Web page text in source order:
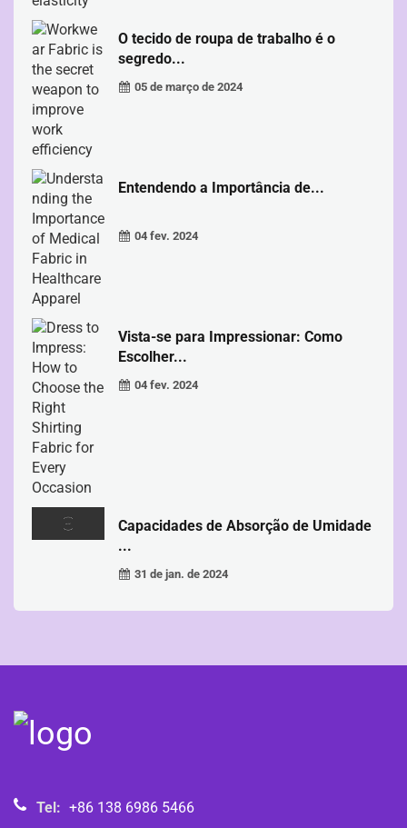
O tecido de roupa de trabalho é o
segredo...
05 de março de 2024
Entendendo a Importância de...
04 fev. 2024
Vista-se para Impressionar: Como
Escolher...
04 fev. 2024
Capacidades de Absorção de Umidade
...
31 de jan. de 2024
Tel: +86 138 6986 5466